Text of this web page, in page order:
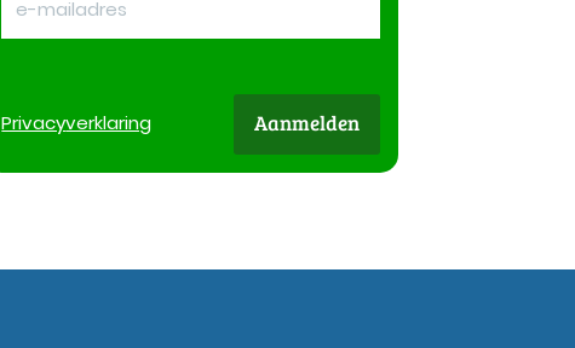
Privacyverklaring Aanmelden